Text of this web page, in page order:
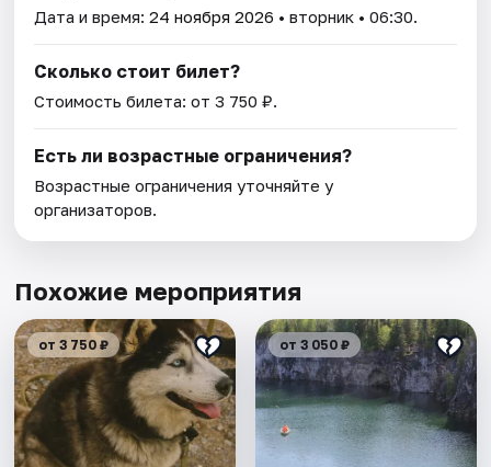
Дата и время:24 ноября 2026 • вторник • 06:30.
Сколько стоит билет?
Стоимость билета: от 3 750 ₽.
Есть ли возрастные ограничения?
Возрастные ограничения уточняйте у
организаторов.
Похожие мероприятия
от 3 750 ₽ от 3 050 ₽